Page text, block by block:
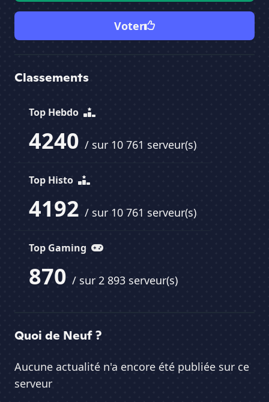
Voter
Classements
Top Hebdo
4240 / sur 10 761 serveur(s)
Top Histo
4192 / sur 10 761 serveur(s)
Top Gaming
870 / sur 2 893 serveur(s)
Quoi de Neuf ?
Aucune actualité n'a encore été publiée sur ce
serveur